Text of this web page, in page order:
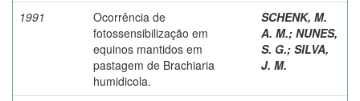
1991
Ocorrência de
fotossensibilização em
equinos mantidos em
pastagem de Brachiaria
humidicola.
SCHENK, M.
A. M.; NUNES,
S. G.; SILVA,
J. M.